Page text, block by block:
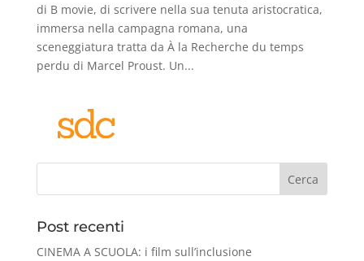
di B movie, di scrivere nella sua tenuta aristocratica,
immersa nella campagna romana, una
sceneggiatura tratta da À la Recherche du temps
perdu di Marcel Proust. Un...
Cerca
Post recenti
CINEMA A SCUOLA: i film sull’inclusione